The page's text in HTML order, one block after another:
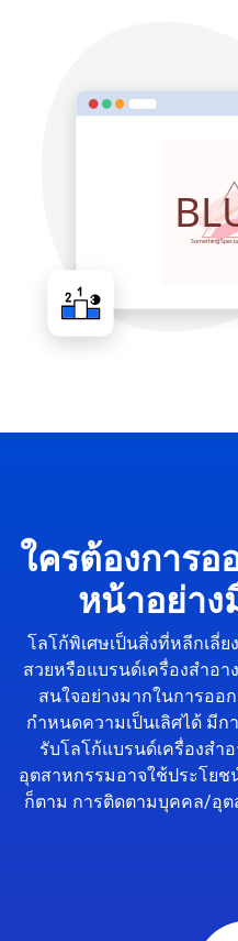
ใครต้องการ
หน้าอย่าง
โลโก้พิเศษเป็นสิ่งที่หลีกเลี่
สวยหรือแบรนด์เครื่องสำอ
สนใจอย่างมากในการอ
กำหนดความเป็นเลิศได้ มีก
รับโลโก้แบรนด์เครื่องสำ
อุตสาหกรรมอาจใช้ประโยช
ก็ตาม การติดตามบุคคล/อุ